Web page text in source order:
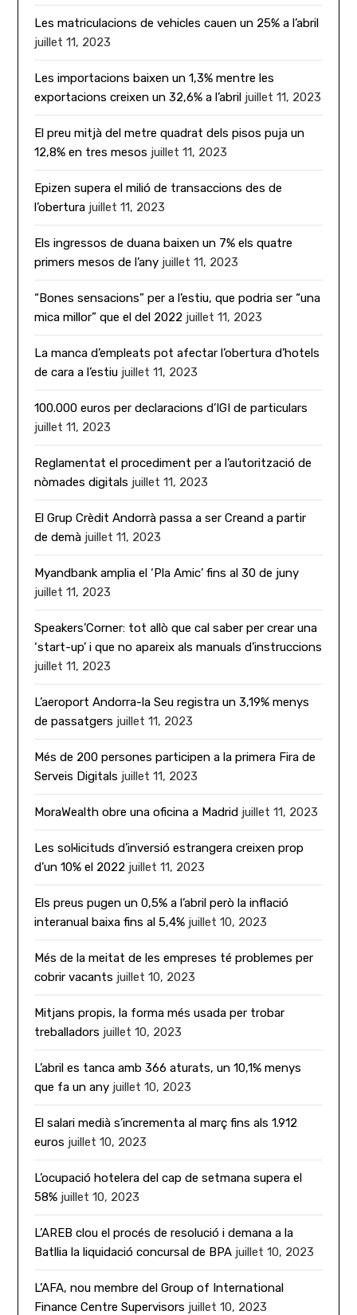
Les matriculacions de vehicles cauen un 25% a l’abril
juillet 11, 2023
Les importacions baixen un 1,3% mentre les
exportacions creixen un 32,6% a l’abril juillet 11, 2023
El preu mitjà del metre quadrat dels pisos puja un
12,8% en tres mesos juillet 11, 2023
Epizen supera el milió de transaccions des de
l’obertura juillet 11, 2023
Els ingressos de duana baixen un 7% els quatre
primers mesos de l’any juillet 11, 2023
“Bones sensacions” per a l’estiu, que podria ser “una
mica millor” que el del 2022 juillet 11, 2023
La manca d’empleats pot afectar l’obertura d’hotels
de cara a l’estiu juillet 11, 2023
100.000 euros per declaracions d’IGI de particulars
juillet 11, 2023
Reglamentat el procediment per a l’autorització de
nòmades digitals juillet 11, 2023
El Grup Crèdit Andorrà passa a ser Creand a partir
de demà juillet 11, 2023
Myandbank amplia el ‘Pla Amic’ fins al 30 de juny
juillet 11, 2023
Speakers’Corner: tot allò que cal saber per crear una
‘start-up’ i que no apareix als manuals d’instruccions
juillet 11, 2023
L’aeroport Andorra-la Seu registra un 3,19% menys
de passatgers juillet 11, 2023
Més de 200 persones participen a la primera Fira de
Serveis Digitals juillet 11, 2023
MoraWealth obre una oficina a Madrid juillet 11, 2023
Les sol·licituds d’inversió estrangera creixen prop
d’un 10% el 2022 juillet 11, 2023
Els preus pugen un 0,5% a l’abril però la inflació
interanual baixa fins al 5,4% juillet 10, 2023
Més de la meitat de les empreses té problemes per
cobrir vacants juillet 10, 2023
Mitjans propis, la forma més usada per trobar
treballadors juillet 10, 2023
L’abril es tanca amb 366 aturats, un 10,1% menys
que fa un any juillet 10, 2023
El salari medià s’incrementa al març fins als 1.912
euros juillet 10, 2023
L’ocupació hotelera del cap de setmana supera el
58% juillet 10, 2023
L’AREB clou el procés de resolució i demana a la
Batllia la liquidació concursal de BPA juillet 10, 2023
L’AFA, nou membre del Group of International
Finance Centre Supervisors juillet 10, 2023